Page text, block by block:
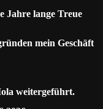
Jahre lange Treue
mein Geschäft
weitergeführt.